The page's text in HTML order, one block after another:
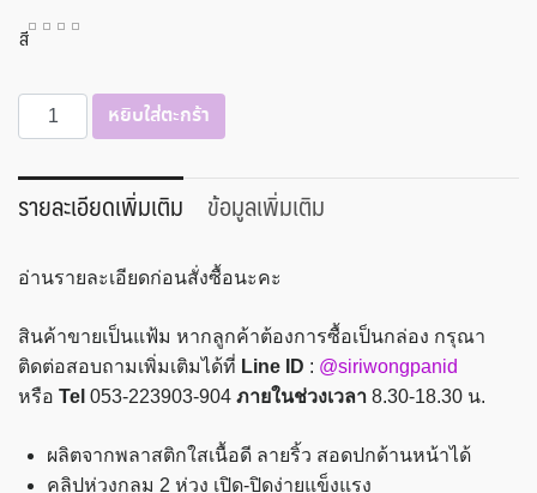
สี
จำนวน
แฟ้ม
ห่วง
1"
ปก
ROBIN
No.179
ชิ้น
หยิบใส่ตะกร้า
รายละเอียดเพิ่มเติม ข้อมูลเพิ่มเติม
อ่านรายละเอียดก่อนสั่งซื้อนะคะ
สินค้าขายเป็นแฟ้ม หากลูกค้าต้องการซื้อเป็นกล่อง กรุณา
ติดต่อสอบถามเพิ่มเติมได้ที่ Line ID : @siriwongpanid
หรือ Tel 053-223903-904 ภายในช่วงเวลา 8.30-18.30 น.
ผลิตจากพลาสติกใสเนื้อดี ลายริ้ว สอดปกด้านหน้าได้
คลิปห่วงกลม 2 ห่วง เปิด-ปิดง่ายแข็งแรง